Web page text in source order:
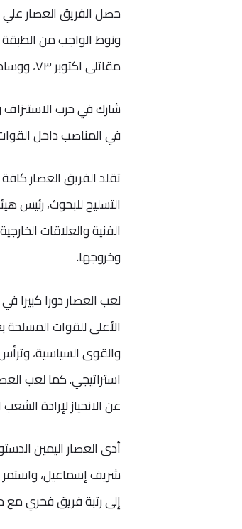
حصل الفريق العصار علي
ونوط الواجب من الطبقة
مقاتلى اكتوبر ۷۳، ووسام جوقة الشرف “مرتبة قائد” من فرنسا
شارك في حرب الاستنزاف
في المناصب داخل
تقلد الفريق العصار
التسليح للبحوث، رئيس
الفنية والعلاقات
وخروجها.
عن الانحياز لإرادة
إلى رتبة فريق فخري مع